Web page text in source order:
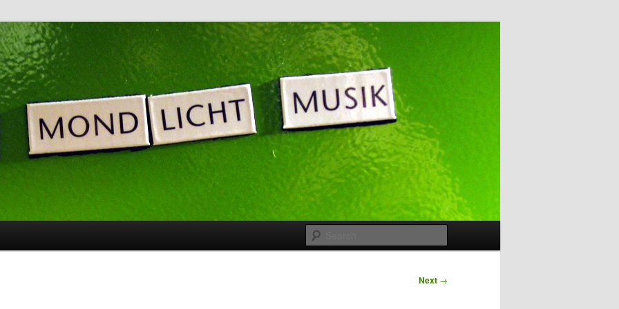
Blog
nicht bereit …
Next →